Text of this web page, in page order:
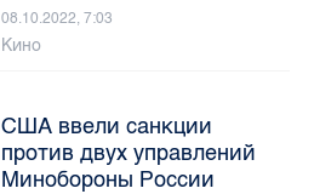
08.10.2022, 7:03
Кино
США ввели санкции
против двух управлений
Минобороны России